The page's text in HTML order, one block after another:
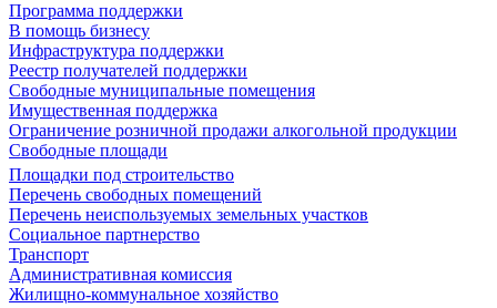
Программа поддержки
В помощь бизнесу
Инфраструктура поддержки
Реестр получателей поддержки
Свободные муниципальные помещения
Имущественная поддержка
Ограничение розничной продажи алкогольной продукции
Свободные площади
Площадки под строительство
Перечень свободных помещений
Перечень неиспользуемых земельных участков
Социальное партнерство
Транспорт
Административная комиссия
Жилищно-коммунальное хозяйство